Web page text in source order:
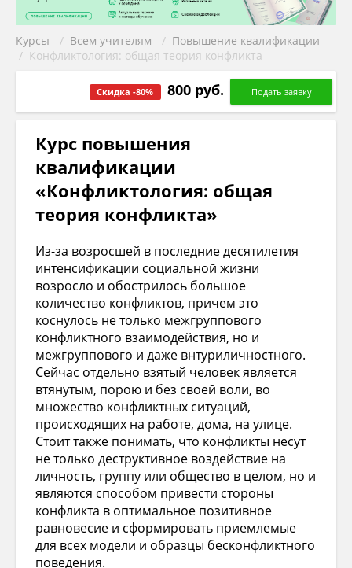
Курсы / Всем учителям / Повышение квалификации
/ Конфликтология: общая теория конфликта
Скидка -80% 800 руб.
Курс повышения
квалификации
«Конфликтология: общая
теория конфликта»
Из-за возросшей в последние десятилетия
интенсификации социальной жизни
возросло и обострилось большое
количество конфликтов, причем это
коснулось не только межгруппового
конфликтного взаимодействия, но и
межгруппового и даже внтуриличностного.
Сейчас отдельно взятый человек является
втянутым, порою и без своей воли, во
множество конфликтных ситуаций,
происходящих на работе, дома, на улице.
Стоит также понимать, что конфликты несут
не только деструктивное воздействие на
личность, группу или общество в целом, но и
являются способом привести стороны
конфликта в оптимальное позитивное
равновесие и сформировать приемлемые
для всех модели и образцы бесконфликтного
поведения.